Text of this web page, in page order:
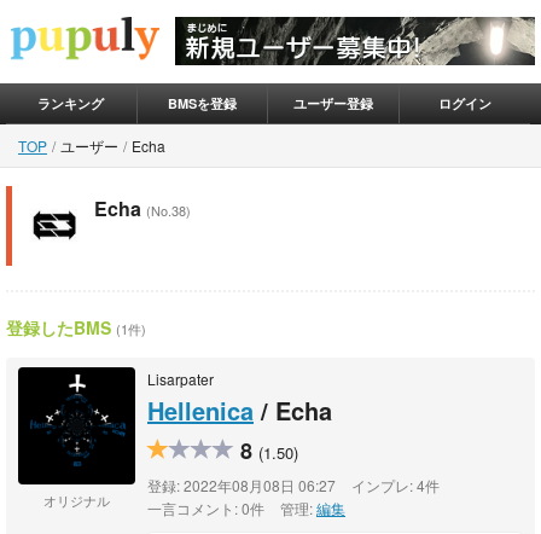
ランキング BMSを登録 ユーザー登録 ログイン
TOP ユーザー Echa
Echa (No.38)
登録したBMS (1件)
オリジナル
Lisarpater
Hellenica / Echa
8 (1.50)
登録: 2022年08月08日 06:27
インプレ: 4件
一言コメント: 0件
管理:編集